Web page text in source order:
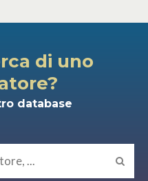
di uno
database